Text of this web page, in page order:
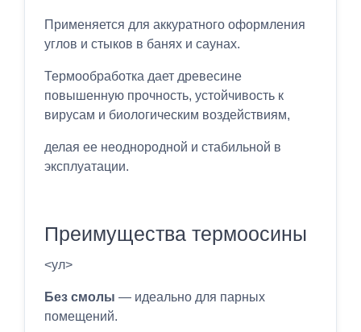
Применяется для аккуратного оформления
углов и стыков в банях и саунах.
Термообработка дает древесине
повышенную прочность, устойчивость к
вирусам и биологическим воздействиям,
делая ее неоднородной и стабильной в
эксплуатации.
Преимущества термоосины
<ул>
Без смолы — идеально для парных
помещений.